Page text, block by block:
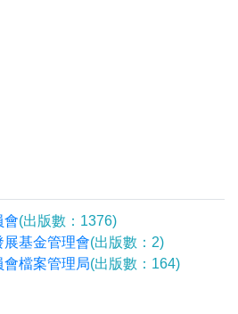
會(出版數：1376)
基金管理會(出版數：2)
會檔案管理局(出版數：164)